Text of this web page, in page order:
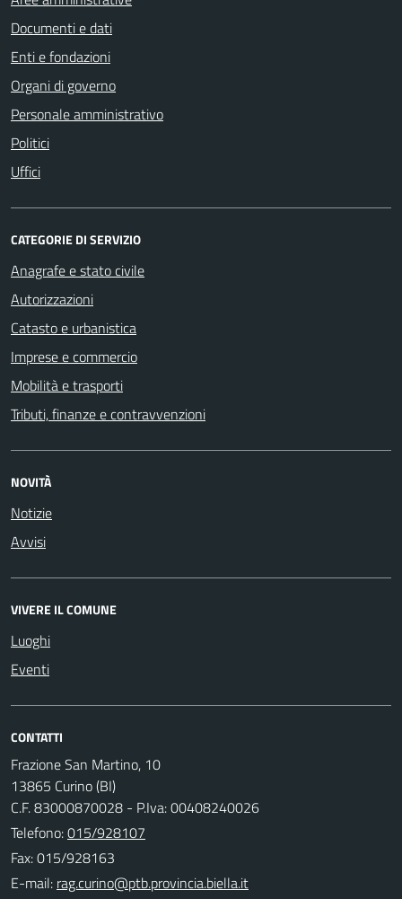
Documenti e dati
Enti e fondazioni
Organi di governo
Personale amministrativo
Politici
Uffici
CATEGORIE DI SERVIZIO
Anagrafe e stato civile
Autorizzazioni
Catasto e urbanistica
Imprese e commercio
Mobilità e trasporti
Tributi, finanze e contravvenzioni
NOVITÀ
Notizie
Avvisi
VIVERE IL COMUNE
Luoghi
Eventi
CONTATTI
Frazione San Martino, 10
13865 Curino (BI)
C.F. 83000870028 - P.Iva: 00408240026
Telefono:015/928107
Fax: 015/928163
E-mail: